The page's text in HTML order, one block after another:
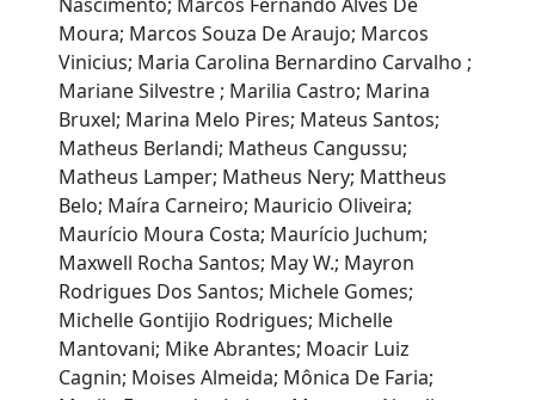
Moura; Marcos Souza De Araujo; Marcos
Vinicius; Maria Carolina Bernardino Carvalho ;
Mariane Silvestre ; Marilia Castro; Marina
Bruxel; Marina Melo Pires; Mateus Santos;
Matheus Berlandi; Matheus Cangussu;
Matheus Lamper; Matheus Nery; Mattheus
Belo; Maíra Carneiro; Mauricio Oliveira;
Maurício Moura Costa; Maurício Juchum;
Maxwell Rocha Santos; May W.; Mayron
Rodrigues Dos Santos; Michele Gomes;
Michelle Gontijio Rodrigues; Michelle
Mantovani; Mike Abrantes; Moacir Luiz
Cagnin; Moises Almeida; Mônica De Faria;